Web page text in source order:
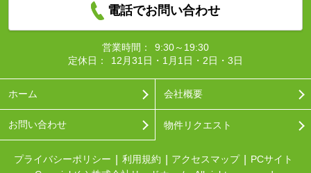
電話でお問い合わせ
営業時間：
9:30～19:30
定休日：
12月31日・1月1日・2日・3日
ホーム 会社概要
お問い合わせ 物件リクエスト
プライバシーポリシー 利用規約 アクセスマップ
PCサイト